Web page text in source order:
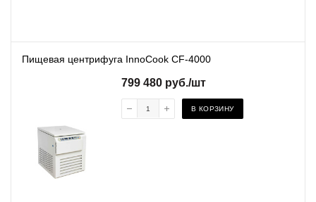
Пищевая центрифуга InnoCook CF-4000
799 480 руб./шт
В КОРЗИНУ